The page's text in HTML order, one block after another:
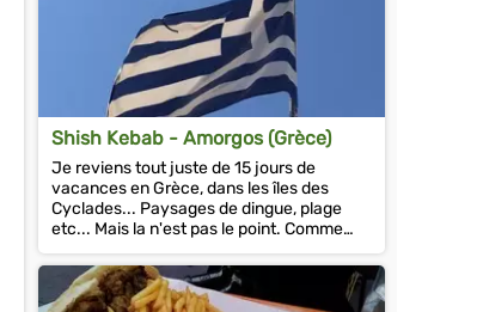
Shish Kebab - Amorgos (Grèce)
Je reviens tout juste de 15 jours de
vacances en Grèce, dans les îles des
Cyclades... Paysages de dingue, plage
etc... Mais la n'est pas le point. Comme
vous l'imaginez, le...